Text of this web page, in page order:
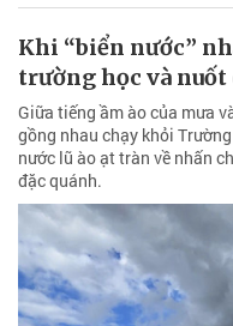
Khi “biển nước”
trường học và nuốt
Giữa tiếng ầm ào của mưa
gồng nhau chạy khỏi
nước lũ ào ạt tràn về nhấn
đặc quánh.